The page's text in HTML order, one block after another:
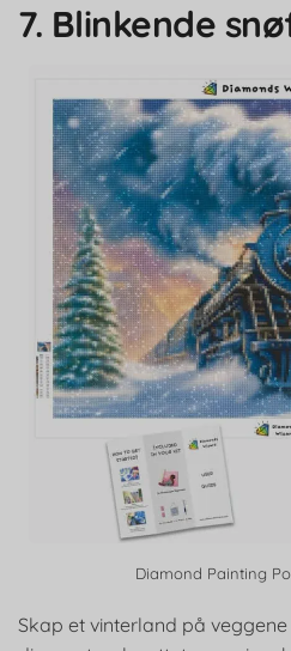
7. Blinkende
Diamond Painting
Skap et vinterland på